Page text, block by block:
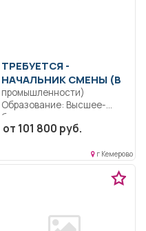
ТРЕБУЕТСЯ -
НАЧАЛЬНИК СМЕНЫ (В
промышленности)
Образование: Высшее-
бакалавриат по
направлению
«Технология переработки
пластмасс и...
от 101 800 руб.
г Кемерово